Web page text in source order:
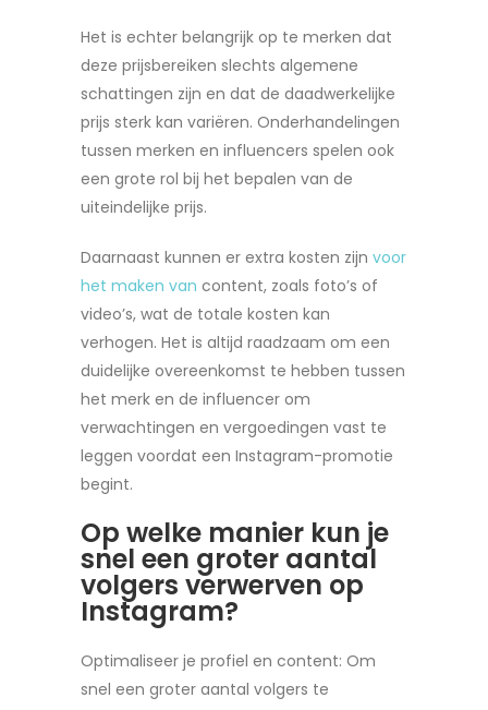
Het is echter belangrijk op te merken dat
deze prijsbereiken slechts algemene
schattingen zijn en dat de daadwerkelijke
prijs sterk kan variëren. Onderhandelingen
tussen merken en influencers spelen ook
een grote rol bij het bepalen van de
uiteindelijke prijs.
Daarnaast kunnen er extra kosten zijn voor
het maken van content, zoals foto’s of
video’s, wat de totale kosten kan
verhogen. Het is altijd raadzaam om een
duidelijke overeenkomst te hebben tussen
het merk en de influencer om
verwachtingen en vergoedingen vast te
leggen voordat een Instagram-promotie
begint.
Op welke manier kun je
snel een groter aantal
volgers verwerven op
Instagram?
Optimaliseer je profiel en content: Om
snel een groter aantal volgers te